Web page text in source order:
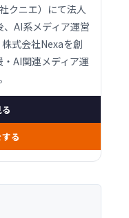
クニエ）にて法人
AI系メディア運営
式会社Nexaを創
AI関連メディア運
る